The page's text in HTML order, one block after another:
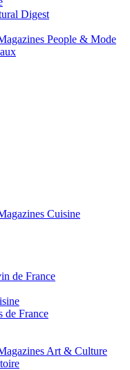
Digest
People & Mode
Cuisine
de France
de France
Art & Culture